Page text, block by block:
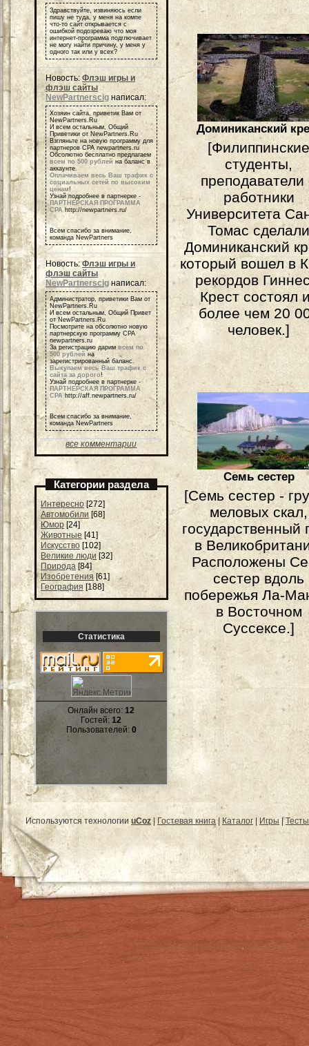
Здравствуйте, извиняюсь если
пишу не туда, у меня на компе
что-то сайт открывается с
ошибкой подозреваю что моя
интернет-программа подглючивает
не могу найти причину, у меня у
одного так или у всех?
Новость: Флэш игры и
флэш сайты
NewPartnerscig написал:
Хозяин сайта, приветик Вам от
NewPartners.Ru
И всем остальным, Общий
Приветики от NewPartners.Ru
Взгляньте на новую программу для
партнеров СРА newpartners.ru
Обсолютно бесплатно предлагаем
всем по 500 рублей на баланс в
аккаунте.
Оплачиваем весь Ваш трафик с
социальных сетей по высоким
ценам!
Узнай подробнее в партнерке -
ПАРТНЕРСКАЯ ПРОГРАММА
СРАhttp://newpartners.ru/
Всем спасибо за внимание,
команда NewPartners
Новость:Флэш игры и
флэш сайты
NewPartnerscig написал:
Администратор, приветики Вам от
NewPartners.Ru
И всем остальным, Общий Привет
от NewPartners.Ru
Посмотрите на обсолютно новую
партнерскую программу СРА
newpartners.ru
За регистрацию дарим всем по
500 рублей на
зарегистрированный баланс.
Выкупаем весь Ваш трафик с
сайта за дорого!
Узнай подробнее в партнерке -
ПАРТНЕРСКАЯ ПРОГРАММА
СРА http://aff.newpartners.ru/
Всем спасибо за внимание,
команда NewPartners
все комментарии
Категории раздела
Интересно [272]
Автомобили [68]
Юмор [24]
Животные [41]
Искусство [102]
Великие люди [32]
Природа [84]
Изобретения [61]
География [188]
Статистика
Онлайн всего:12
Гостей: 12
Пользователей: 0
Доминиканский
студенты,
преподаватели
работники
Университета
Томас
Доминиканский
который вошел в
рекордов
Крест состоял
более чем 20
человек.]
Семь сестер
[Семь сестер -
меловых скал,
государственный
в
Расположены
сестер вдоль
побережья Ла-
в Восточном
Суссексе.]
Используются технологии uCoz | Гостевая книга | Каталог | Игры |Тесты